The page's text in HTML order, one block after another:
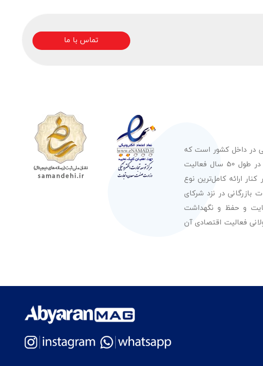
تماس با ما
در داخل کشور است که
عرضه با کیفیت‌ترین محصولات از معتبرترین برندهای شناخته شده بین‌المللی را در طول 50 سال فعالیت
ارائه کامل‌ترین نوع
بازرگانی در نزد شرکای
و حفظ و نگهداشت
فعالیت اقتصادی آن